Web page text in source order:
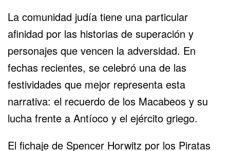
La comunidad judía tiene una particular
afinidad por las historias de superación y
personajes que vencen la adversidad. En
fechas recientes, se celebró una de las
festividades que mejor representa esta
narrativa: el recuerdo de los Macabeos y su
lucha frente a Antíoco y el ejército griego.
El fichaje de Spencer Horwitz por los Piratas